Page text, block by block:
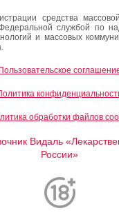
средства
службой по
и массовых
обработки файлов
Видаль
России»